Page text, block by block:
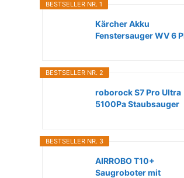
BESTSELLER NR. 1
Kärcher Akku
Fenstersauger WV 6
BESTSELLER NR. 2
roborock S7 Pro Ultra
5100Pa Staubsauger
BESTSELLER NR. 3
AIRROBO T10+
Saugroboter mit